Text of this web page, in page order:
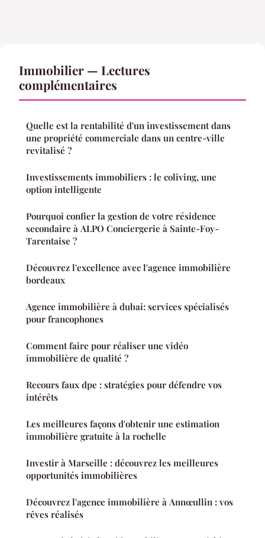
Immobilier — Lectures
complémentaires
Quelle est la rentabilité d'un investissement dans
une propriété commerciale dans un centre-ville
revitalisé ?
Investissements immobiliers : le coliving, une
option intelligente
Pourquoi confier la gestion de votre résidence
secondaire à ALPO Conciergerie à Sainte-Foy-
Tarentaise ?
Découvrez l'excellence avec l'agence immobilière
bordeaux
Agence immobilière à dubai: services spécialisés
pour francophones
Comment faire pour réaliser une vidéo
immobilière de qualité ?
Recours faux dpe : stratégies pour défendre vos
intérêts
Les meilleures façons d'obtenir une estimation
immobilière gratuite à la rochelle
Investir à Marseille : découvrez les meilleures
opportunités immobilières
Découvrez l'agence immobilière à Annœullin : vos
rêves réalisés